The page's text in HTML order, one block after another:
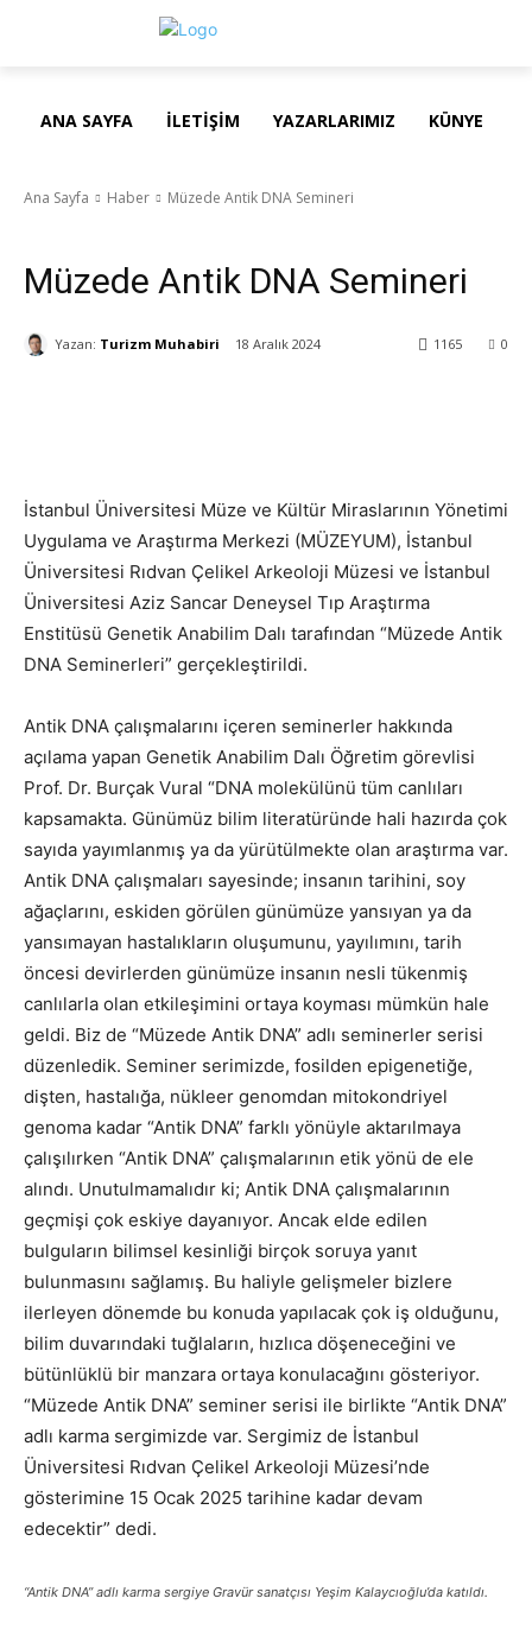
ANA SAYFA İLETIŞIM YAZARLARIMIZ KÜNYE
Ana Sayfa Haber Müzede Antik DNA Semineri
Müzede Antik DNA Semineri
Yazan: Turizm Muhabiri 18 Aralık 2024 0
1165
İstanbul Üniversitesi Müze ve Kültür Miraslarının Yönetimi
Uygulama ve Araştırma Merkezi (MÜZEYUM), İstanbul
Üniversitesi Rıdvan Çelikel Arkeoloji Müzesi ve İstanbul
Üniversitesi Aziz Sancar Deneysel Tıp Araştırma
Enstitüsü Genetik Anabilim Dalı tarafından “Müzede Antik
DNA Seminerleri” gerçekleştirildi.
Antik DNA çalışmalarını içeren seminerler hakkında
açılama yapan Genetik Anabilim Dalı Öğretim görevlisi
Prof. Dr. Burçak Vural “DNA molekülünü tüm canlıları
kapsamakta. Günümüz bilim literatüründe hali hazırda çok
sayıda yayımlanmış ya da yürütülmekte olan araştırma var.
Antik DNA çalışmaları sayesinde; insanın tarihini, soy
ağaçlarını, eskiden görülen günümüze yansıyan ya da
yansımayan hastalıkların oluşumunu, yayılımını, tarih
öncesi devirlerden günümüze insanın nesli tükenmiş
canlılarla olan etkileşimini ortaya koyması mümkün hale
geldi. Biz de “Müzede Antik DNA” adlı seminerler serisi
düzenledik. Seminer serimizde, fosilden epigenetiğe,
dişten, hastalığa, nükleer genomdan mitokondriyel
genoma kadar “Antik DNA” farklı yönüyle aktarılmaya
çalışılırken “Antik DNA” çalışmalarının etik yönü de ele
alındı. Unutulmamalıdır ki; Antik DNA çalışmalarının
geçmişi çok eskiye dayanıyor. Ancak elde edilen
bulguların bilimsel kesinliği birçok soruya yanıt
bulunmasını sağlamış. Bu haliyle gelişmeler bizlere
ilerleyen dönemde bu konuda yapılacak çok iş olduğunu,
bilim duvarındaki tuğlaların, hızlıca döşeneceğini ve
bütünlüklü bir manzara ortaya konulacağını gösteriyor.
“Müzede Antik DNA” seminer serisi ile birlikte “Antik DNA”
adlı karma sergimizde var. Sergimiz de İstanbul
Üniversitesi Rıdvan Çelikel Arkeoloji Müzesi’nde
gösterimine 15 Ocak 2025 tarihine kadar devam
edecektir” dedi.
“Antik DNA” adlı karma sergiye Gravür sanatçısı Yeşim Kalaycıoğlu’da katıldı.